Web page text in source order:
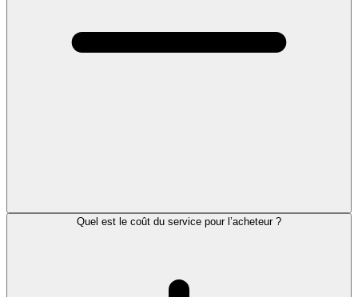
Quel est le coût du service pour l’acheteur ?